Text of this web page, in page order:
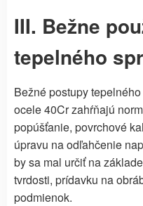
III. Bežne
tepelného
Bežné postupy
ocele 40Cr zahŕňajú
popúšťanie, povrchové
úpravu na odľahčenie
by sa mal určiť na
tvrdosti, prídavku na
podmienok.